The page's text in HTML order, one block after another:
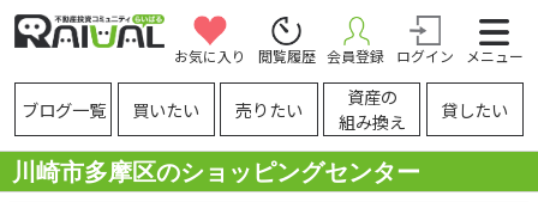
お気に入り 閲覧履歴 会員登録 ログイン メニュー
ブログ一覧 買いたい 売りたい
資産の
組み換え
貸したい
川崎市多摩区のショッピングセンター